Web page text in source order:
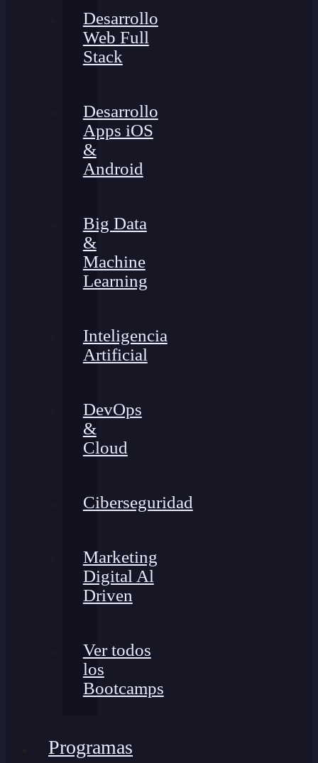
Desarrollo
Web Full
Stack
Desarrollo
Apps iOS
&
Android
Big Data
&
Machine
Learning
Inteligencia
Artificial
DevOps
&
Cloud
Ciberseguridad
Marketing
Digital Al
Driven
Ver todos
los
Bootcamps
Programas